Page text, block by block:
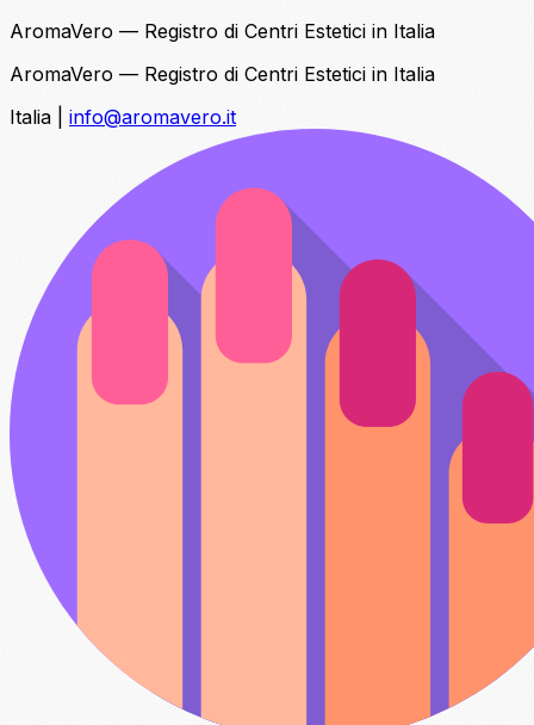
AromaVero — Registro di Centri Estetici in Italia
AromaVero — Registro di Centri Estetici in Italia
Italia
info@aromavero.it